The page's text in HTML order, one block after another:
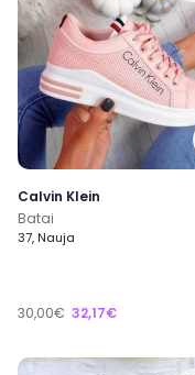
Calvin Klein
Batai
37, Nauja
30,00€ 32,17€